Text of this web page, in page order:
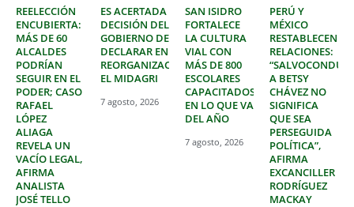
REELECCIÓN
ENCUBIERTA:
MÁS DE 60
ALCALDES
PODRÍAN
SEGUIR EN EL
PODER; CASO
RAFAEL
LÓPEZ
ALIAGA
REVELA UN
VACÍO LEGAL,
AFIRMA
ANALISTA
JOSÉ TELLO
ES ACERTADA
DECISIÓN DEL
GOBIERNO DE
DECLARAR EN
REORGANIZACIÓN
EL MIDAGRI
7 agosto, 2026
SAN ISIDRO
FORTALECE
LA CULTURA
VIAL CON
MÁS DE 800
ESCOLARES
CAPACITADOS
EN LO QUE VA
DEL AÑO
7 agosto, 2026
PERÚ Y
MÉXICO
RESTABLECEN
RELACIONES:
A BETSY
CHÁVEZ NO
SIGNIFICA
QUE SEA
PERSEGUIDA
POLÍTICA”,
AFIRMA
EXCANCILLER
RODRÍGUEZ
MACKAY